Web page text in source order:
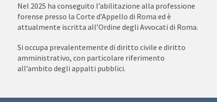
Nel 2025 ha conseguito l’abilitazione alla professione
forense presso la Corte d’Appello di Roma ed è
attualmente iscritta all’Ordine degli Avvocati di Roma.
Si occupa prevalentemente di diritto civile e diritto
amministrativo, con particolare riferimento
all’ambito degli appalti pubblici.